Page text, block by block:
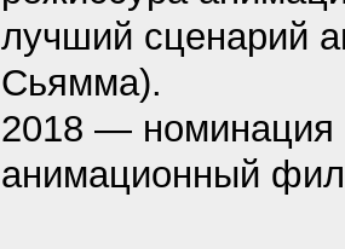
лучший сценарий
Сьямма).
2018 — номинация
анимационный